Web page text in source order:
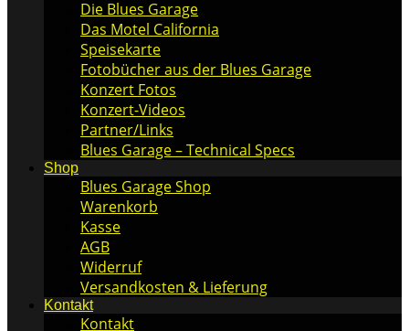
Die Blues Garage
Das Motel California
Speisekarte
Fotobücher aus der Blues Garage
Konzert Fotos
Konzert-Videos
Partner/Links
Blues Garage – Technical Specs
Shop
Blues Garage Shop
Warenkorb
Kasse
AGB
Widerruf
Versandkosten & Lieferung
Kontakt
Kontakt